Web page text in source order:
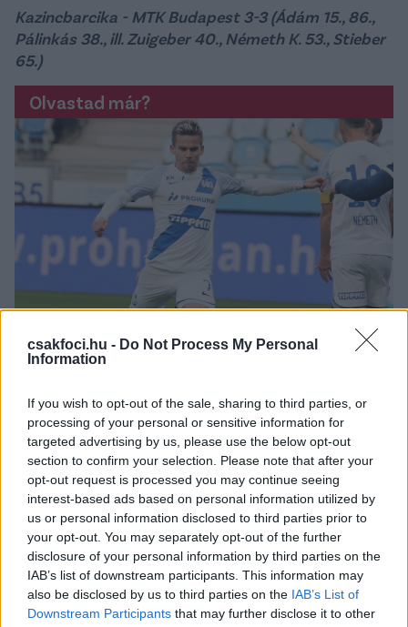
csakfoci.hu - Do Not Process My Personal
Information
If you wish to opt-out of the sale, sharing to third parties, or
processing of your personal or sensitive information for
targeted advertising by us, please use the below opt-out
section to confirm your selection. Please note that after your
opt-out request is processed you may continue seeing
interest-based ads based on personal information utilized by
us or personal information disclosed to third parties prior to
your opt-out. You may separately opt-out of the further
disclosure of your personal information by third parties on the
IAB’s list of downstream participants. This information may
also be disclosed by us to third parties on the IAB’s List of
Downstream Participants that may further disclose it to other
Kazincbarcika - MTK Budapest 3-3 (Ádám 15., 86.,
Pálinkás 38., ill. Zuigeber 40., Németh K. 53., Stieber
65.)
Olvastad már?
A hétvége legnagyobb gólját az MTK
A Kazincbarcika-MTK Budapest NB II-es találkozón
(3-3) lőtt óriási gólt Stieber Zoltán: a korábbi magyar
válogatott középpályás 2-2-nél, a 65. percben
szerzett vezetést fordító csapatának. 27-28
méteres, bombaerős lövését mintha zsinóron húzták
volna a jobb felső sarokba.
Elolvasom
Soroksár - Budafok 1-2 (Halmai 23., ill. Beke 5., Sós
56.)